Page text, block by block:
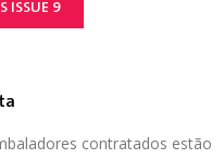
ISSUE 9
contratados estão